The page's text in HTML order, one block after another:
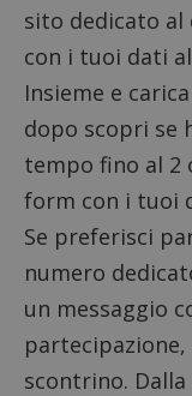
sito dedicato al
con i tuoi dati
Insieme e
dopo scopri se
tempo fino al 2
form con i tuoi
Se preferisci
numero
un messaggio
scontrino.